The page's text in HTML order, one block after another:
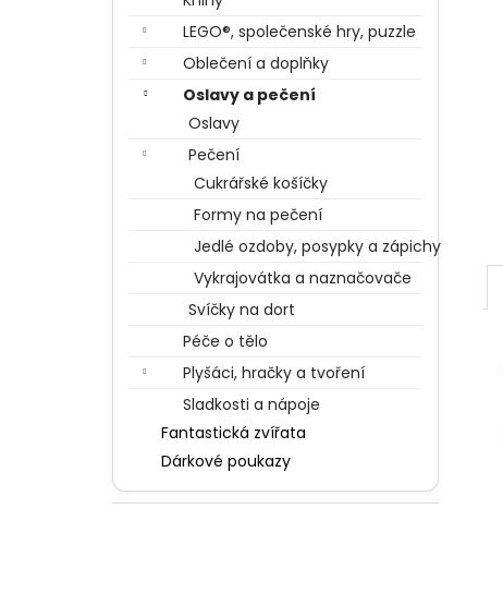
LEGO®, společenské hry, puzzle
Oblečení a doplňky
Oslavy a pečení
Oslavy
Pečení
Cukrářské košíčky
Formy na pečení
Jedlé ozdoby, posypky a zápichy
Vykrajovátka a naznačovače
Svíčky na dort
Péče o tělo
Plyšáci, hračky a tvoření
Sladkosti a nápoje
Fantastická zvířata
Dárkové poukazy
BERTÍKOVY FAZOLKY TISÍCKRÁT JINAK
35 G, HARRY POTTER
85 Kč